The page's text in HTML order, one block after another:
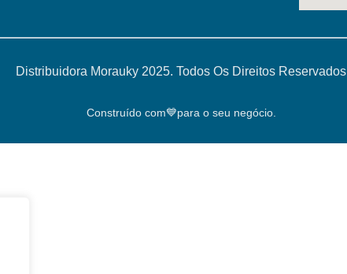
Distribuidora Morauky 2025. Todos Os Direitos Reservados
Construído com💙para o seu negócio.